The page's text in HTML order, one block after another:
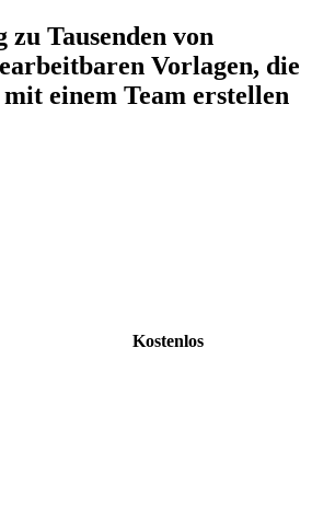
Tausenden von
Vorlagen, die
einem Team erstellen
Kostenlos